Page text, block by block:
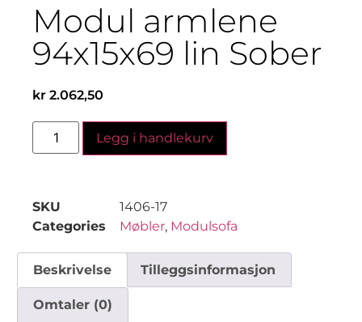
Modul armlene
94x15x69 lin Sober
kr 2.062,50
Legg i handlekurv
SKU
1406-17
Categories
Møbler, Modulsofa
Beskrivelse Tilleggsinformasjon
Omtaler (0)